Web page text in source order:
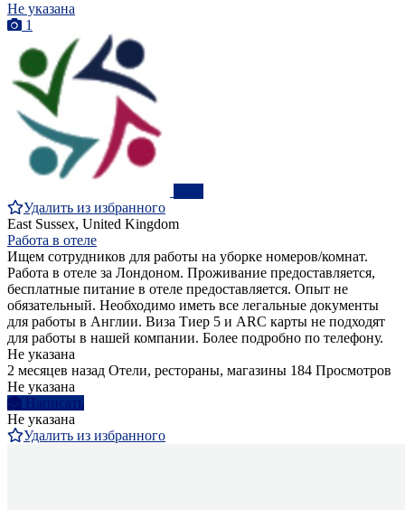
Не указана
1
Удалить из избранного
East Sussex, United Kingdom
Работа в отеле
Ищем сотрудников для работы на уборке номеров/комнат.
Работа в отеле за Лондоном. Проживание предоставляется,
бесплатные питание в отеле предоставляется. Опыт не
обязательный. Необходимо иметь все легальные документы
для работы в Англии. Виза Тиер 5 и ARC карты не подходят
для работы в нашей компании. Более подробно по телефону.
Не указана
2 месяцев назад Отели, рестораны, магазины 184 Просмотров
Не указана
Написать
Не указана
Удалить из избранного